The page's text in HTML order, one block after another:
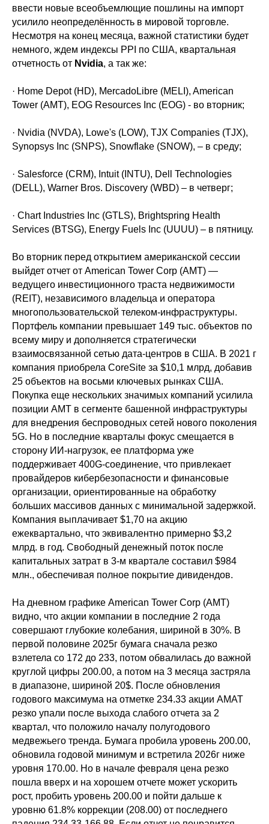
ввести новые всеобъемлющие пошлины на импорт
усилило неопределённость в мировой торговле.
Несмотря на конец месяца, важной статистики будет
немного, ждем индексы PPI по США, квартальная
отчетность от Nvidia, а так же:
· Home Depot (HD), MercadoLibre (MELI), American
Tower (AMT), EOG Resources Inc (EOG) - во вторник;
· Nvidia (NVDA), Lowe's (LOW), TJX Companies (TJX),
Synopsys Inc (SNPS), Snowflake (SNOW), – в среду;
· Salesforce (CRM), Intuit (INTU), Dell Technologies
(DELL), Warner Bros. Discovery (WBD) – в четверг;
· Chart Industries Inc (GTLS), Brightspring Health
Services (BTSG), Energy Fuels Inc (UUUU) – в пятницу.
Во вторник перед открытием американской сессии
выйдет отчет от American Tower Corp (АМТ) —
ведущего инвестиционного траста недвижимости
(REIT), независимого владельца и оператора
многопользовательской телеком-инфраструктуры.
Портфель компании превышает 149 тыс. объектов по
всему миру и дополняется стратегически
взаимосвязанной сетью дата-центров в США. В 2021 г
компания приобрела CoreSite за $10,1 млрд, добавив
25 объектов на восьми ключевых рынках США.
Покупка еще нескольких значимых компаний усилила
позиции АМТ в сегменте башенной инфраструктуры
для внедрения беспроводных сетей нового поколения
5G. Но в последние кварталы фокус смещается в
сторону ИИ-нагрузок, ее платформа уже
поддерживает 400G-соединение, что привлекает
провайдеров кибербезопасности и финансовые
организации, ориентированные на обработку
больших массивов данных с минимальной задержкой.
Компания выплачивает $1,70 на акцию
ежеквартально, что эквивалентно примерно $3,2
млрд. в год. Свободный денежный поток после
капитальных затрат в 3-м квартале составил $984
млн., обеспечивая полное покрытие дивидендов.
На дневном графике American Tower Corp (АМТ)
видно, что акции компании в последние 2 года
совершают глубокие колебания, шириной в 30%. В
первой половине 2025г бумага сначала резко
взлетела со 172 до 233, потом обвалилась до важной
круглой цифры 200.00, а потом на 3 месяца застряла
в диапазоне, шириной 20$. После обновления
годового максимума на отметке 234.33 акции АМАТ
резко упали после выхода слабого отчета за 2
квартал, что положило началу полугодового
медвежьего тренда. Бумага пробила уровень 200.00,
обновила годовой минимум и встретила 2026г ниже
уровня 170.00. Но в начале февраля цена резко
пошла вверх и на хорошем отчете может ускорить
рост, пробить уровень 200.00 и пойти дальше к
уровню 61.8% коррекции (208.00) от последнего
Курсы трейдинга
Скальпинг для начинающих
Фундаментальный онлайн-курс
Базовый курс онлайн
Популярные запросы
академии
Об академии
Курсы
Финансовая аналитика
Контакты
Расписание
Карта сайта